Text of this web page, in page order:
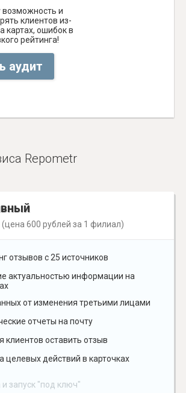
возможность и
клиентов из-
картах, ошибок в
рейтинга!
аудит
Repometr
600 рублей за 1 филиал)
отзывов с 25 источников
актуальностью информации на
от изменения третьими лицами
отчеты на почту
клиентов оставить отзыв
целевых действий в карточках
и запуск "под ключ"